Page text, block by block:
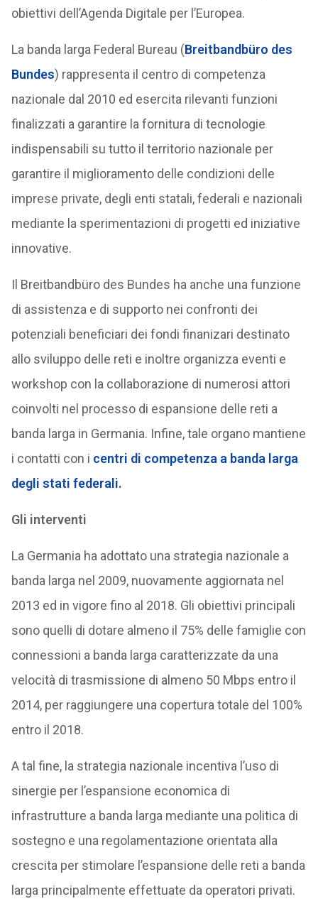
obiettivi dell’Agenda Digitale per l’Europea.
La banda larga Federal Bureau (Breitbandbüro des
Bundes) rappresenta il centro di competenza
nazionale dal 2010 ed esercita rilevanti funzioni
finalizzati a garantire la fornitura di tecnologie
indispensabili su tutto il territorio nazionale per
garantire il miglioramento delle condizioni delle
imprese private, degli enti statali, federali e nazionali
mediante la sperimentazioni di progetti ed iniziative
innovative.
Il Breitbandbüro des Bundes ha anche una funzione
di assistenza e di supporto nei confronti dei
potenziali beneficiari dei fondi finanizari destinato
allo sviluppo delle reti e inoltre organizza eventi e
workshop con la collaborazione di numerosi attori
coinvolti nel processo di espansione delle reti a
banda larga in Germania. Infine, tale organo mantiene
i contatti con i centri di competenza a banda larga
degli stati federali.
Gli interventi
La Germania ha adottato una strategia nazionale a
banda larga nel 2009, nuovamente aggiornata nel
2013 ed in vigore fino al 2018. Gli obiettivi principali
sono quelli di dotare almeno il 75% delle famiglie con
connessioni a banda larga caratterizzate da una
velocità di trasmissione di almeno 50 Mbps entro il
2014, per raggiungere una copertura totale del 100%
entro il 2018.
A tal fine, la strategia nazionale incentiva l’uso di
sinergie per l’espansione economica di
infrastrutture a banda larga mediante una politica di
sostegno e una regolamentazione orientata alla
crescita per stimolare l’espansione delle reti a banda
larga principalmente effettuate da operatori privati.